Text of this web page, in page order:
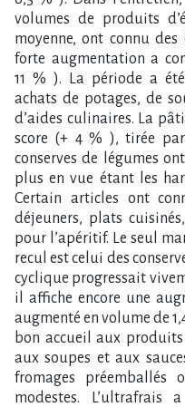
volumes de produits
moyenne, ont connu
forte augmentation a
11 % ). La période a
achats de potages, de
d’aides culinaires. La
score (+ 4 % ), tirée
conserves de légumes
plus en vue étant les
Certain articles ont
déjeuners, plats
pour l’apéritif. Le seul
recul est celui des
cyclique progressait
il affiche encore une
augmenté en volume de
bon accueil aux
aux soupes et aux
fromages préemballés
modestes. L’ultrafrais